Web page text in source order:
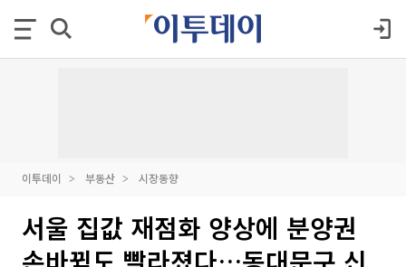
이투데이 부동산 시장동향
서울 집값 재점화 양상에 분양권